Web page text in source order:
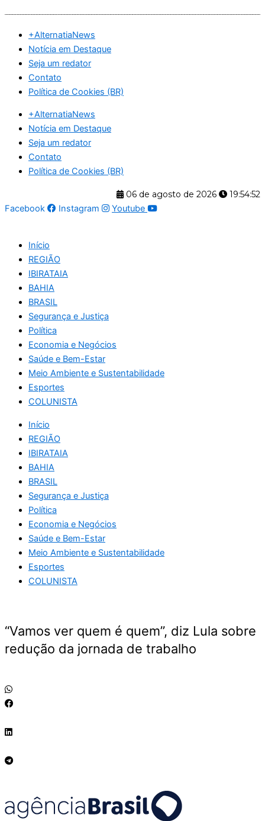
conteúdo
+AlternatiaNews
Notícia em Destaque
Seja um redator
Contato
Política de Cookies (BR)
+AlternatiaNews
Notícia em Destaque
Seja um redator
Contato
Política de Cookies (BR)
06 de agosto de 2026
19:54:53
Facebook
Instagram Youtube
Início
REGIÃO
IBIRATAIA
BAHIA
BRASIL
Segurança e Justiça
Política
Economia e Negócios
Saúde e Bem-Estar
Meio Ambiente e Sustentabilidade
Esportes
COLUNISTA
Início
REGIÃO
IBIRATAIA
BAHIA
BRASIL
Segurança e Justiça
Política
Economia e Negócios
Saúde e Bem-Estar
Meio Ambiente e Sustentabilidade
Esportes
COLUNISTA
“Vamos ver quem é quem”, diz Lula sobre
redução da jornada de trabalho